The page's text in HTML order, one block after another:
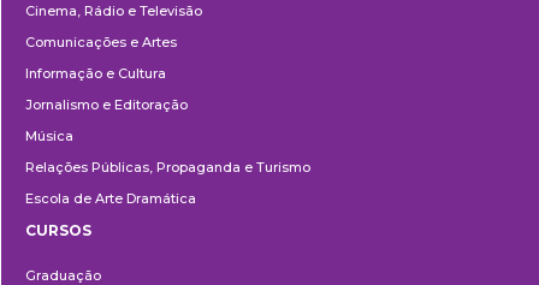
Cinema, Rádio e Televisão
Comunicações e Artes
Informação e Cultura
Jornalismo e Editoração
Música
Relações Públicas, Propaganda e Turismo
Escola de Arte Dramática
CURSOS
Graduação